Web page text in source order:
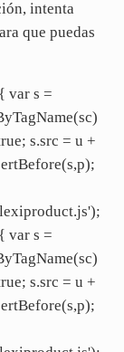
intenta
que puedas
var s =
s.src = u +
var s =
s.src = u +